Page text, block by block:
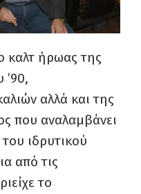
καλτ ήρωας της
’90,
αλλά και της
που αναλαμβάνει
ιδρυτικού
από τις
το